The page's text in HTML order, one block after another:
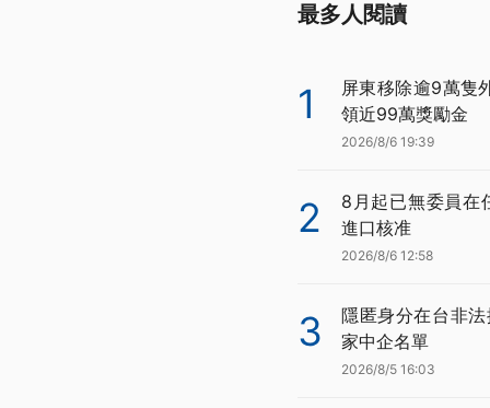
最多人閱讀
1
屏東移除逾9萬隻
領近99萬獎勵金
2026/8/6 19:39
2
8月起已無委員在
進口核准
2026/8/6 12:58
3
隱匿身分在台非
家中企名單
2026/8/5 16:03